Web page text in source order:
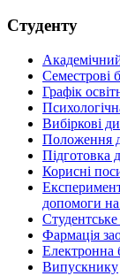
Студенту
Семестрові
Графік
Вибіркові
Положення
Підготовка
Корисні
допомоги
Фармація
Електронна
Випускнику